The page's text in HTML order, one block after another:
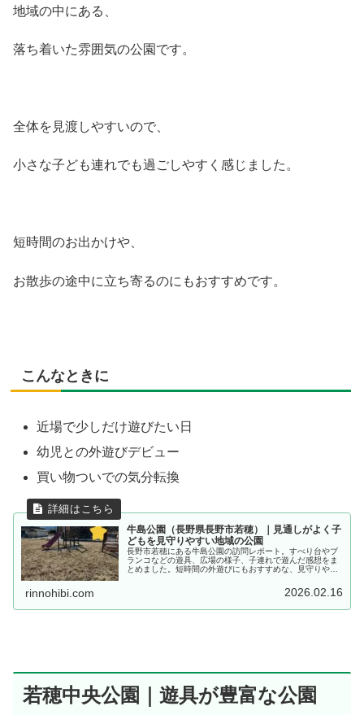
地域の中にある、
落ち着いた雰囲気の公園です。
全体を見渡しやすいので、
小さな子ども連れでも過ごしやすく感じました。
短時間のお出かけや、
お散歩の途中に立ち寄るのにもおすすめです。
こんなときに
近場で少しだけ遊びたい日
幼児との外遊びデビュー
買い物ついでの気分転換
牛島公園（長野県長野市若穂）｜見通しがよく子
どもを見守りやすい地域の公園
長野市若穂にある牛島公園の訪問レポート。すべり台やブ
ランコなどの遊具、広場の様子、子連れで遊んだ感想をま
とめました。短時間の外遊びにもおすすめな、見守りやす
rinnohibi.com 2026.02.16
若穂中央公園｜遊具が豊富な公園